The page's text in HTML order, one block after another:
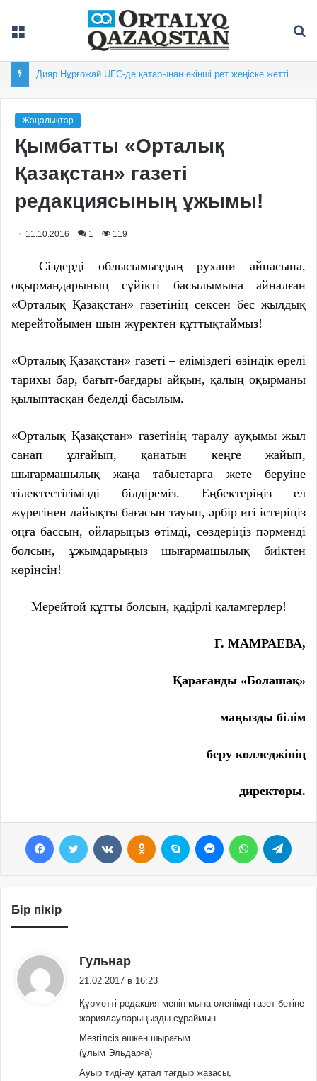
Дияр Нұрғожай UFC-де қатарынан екінші рет жеңіске жетті
Жаңалықтар
Қымбатты «Орталық
Қазақстан» газеті
редакциясының ұжымы!
11.10.2016 1 119
Сіздерді облысымыздың рухани айнасына,
оқырмандарының сүйікті басылымына айналған
«Орталық Қазақстан» газетінің сексен бес жылдық
мерейтойымен шын жүректен құттықтаймыз!
«Орталық Қазақстан» газеті – еліміздегі өзіндік өрелі
тарихы бар, бағыт-бағдары айқын, қалың оқырманы
қылыптасқан беделді басылым.
«Орталық Қазақстан» газетінің таралу ауқымы жыл
санап ұлғайып, қанатын кеңге жайып,
шығармашылық жаңа табыстарға жете беруіне
тілектестігімізді білдіреміз. Еңбектеріңіз ел
жүрегінен лайықты бағасын тауып, әрбір игі істеріңіз
оңға бассын, ойларыңыз өтімді, сөздеріңіз пәрменді
болсын, ұжымдарыңыз шығармашылық биіктен
көрінсін!
Мерейтой құтты болсын, қадірлі қаламгерлер!
Г. МАМРАЕВА,
Қарағанды «Болашақ»
маңызды білім
беру колледжінің
директоры.
Бір пікір
Гульнар
21.02.2017 в 16:23
Құрметті редакция менің мына өлеңімді газет бетіне
жариялауларыңызды сұраймын.
Мезгілсіз өшкен шырағым
(ұлым Эльдарға)
Ауыр тиді-ау қатал тағдыр жазасы,